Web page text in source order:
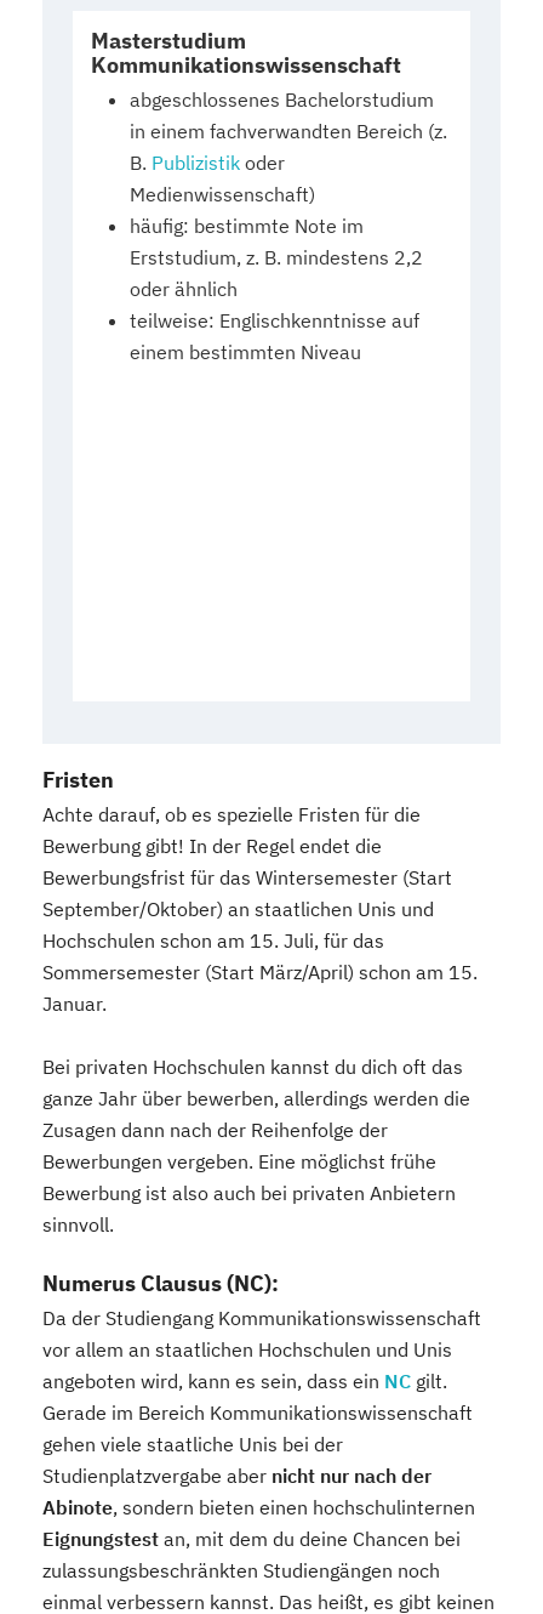
Masterstudium
Kommunikationswissenschaft
abgeschlossenes Bachelorstudium
in einem fachverwandten Bereich (z.
B. Publizistik oder
Medienwissenschaft)
häufig: bestimmte Note im
Erststudium, z. B. mindestens 2,2
oder ähnlich
teilweise: Englischkenntnisse auf
einem bestimmten Niveau
Fristen
Achte darauf, ob es spezielle Fristen für die
Bewerbung gibt! In der Regel endet die
Bewerbungsfrist für das Wintersemester (Start
September/Oktober) an staatlichen Unis und
Hochschulen schon am 15. Juli, für das
Sommersemester (Start März/April) schon am 15.
Januar.
Bei privaten Hochschulen kannst du dich oft das
ganze Jahr über bewerben, allerdings werden die
Zusagen dann nach der Reihenfolge der
Bewerbungen vergeben. Eine möglichst frühe
Bewerbung ist also auch bei privaten Anbietern
sinnvoll.
Numerus Clausus (NC):
Da der Studiengang Kommunikationswissenschaft
vor allem an staatlichen Hochschulen und Unis
angeboten wird, kann es sein, dass ein NC gilt.
Gerade im Bereich Kommunikationswissenschaft
gehen viele staatliche Unis bei der
Studienplatzvergabe aber nicht nur nach der
Abinote, sondern bieten einen hochschulinternen
Eignungstest an, mit dem du deine Chancen bei
zulassungsbeschränkten Studiengängen noch
einmal verbessern kannst. Das heißt, es gibt keinen